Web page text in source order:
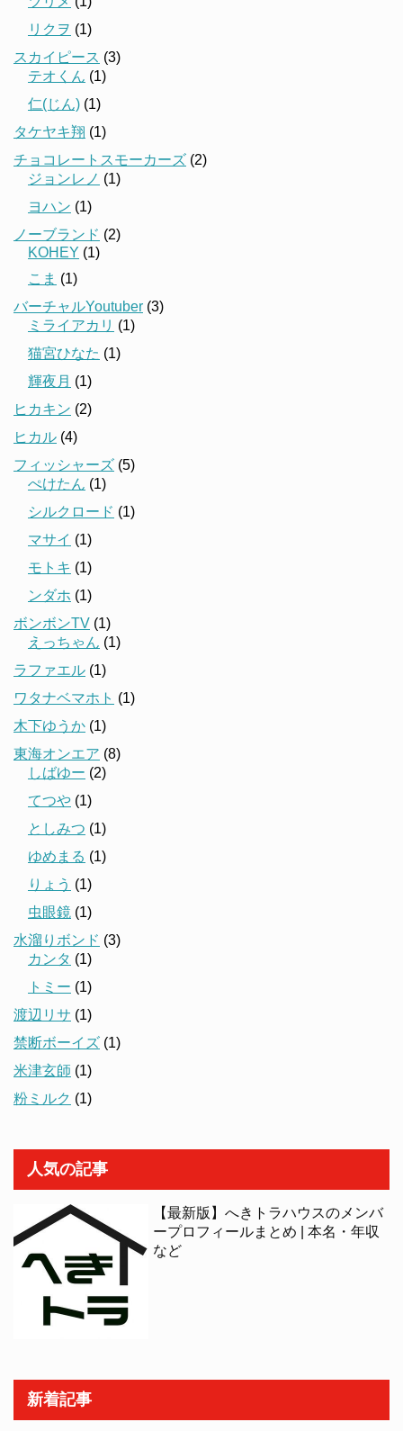
リクヲ (1)
スカイピース (3)
テオくん (1)
仁(じん) (1)
タケヤキ翔 (1)
チョコレートスモーカーズ (2)
ジョンレノ (1)
ヨハン (1)
ノーブランド (2)
KOHEY (1)
こま (1)
バーチャルYoutuber (3)
ミライアカリ (1)
猫宮ひなた (1)
輝夜月 (1)
ヒカキン (2)
ヒカル (4)
フィッシャーズ (5)
ぺけたん (1)
シルクロード (1)
マサイ (1)
モトキ (1)
ンダホ (1)
ボンボンTV (1)
えっちゃん (1)
ラファエル (1)
ワタナベマホト (1)
木下ゆうか (1)
東海オンエア (8)
しばゆー (2)
てつや (1)
としみつ (1)
ゆめまる (1)
りょう (1)
虫眼鏡 (1)
水溜りボンド (3)
カンタ (1)
トミー (1)
渡辺リサ (1)
禁断ボーイズ (1)
米津玄師 (1)
粉ミルク (1)
人気の記事
【最新版】へきトラハウスのメンバ
ープロフィールまとめ | 本名・年収
など
新着記事